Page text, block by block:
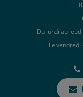
Du lundi au
Le vendredi